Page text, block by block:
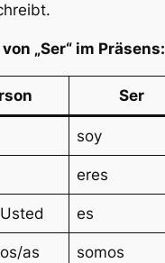
„Ser“ im Präsens:
Ser
soy
eres
es
as somos